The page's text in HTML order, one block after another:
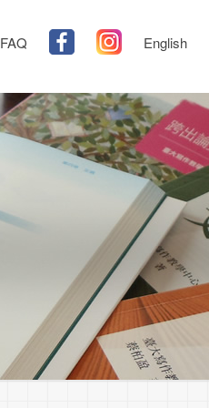
FAQ English